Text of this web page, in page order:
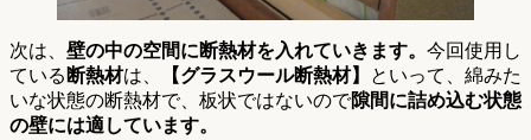
次は、 壁の中の空間に断熱材を入れていきます。 今回使用し
ている 断熱材は、 【グラスウール断熱材】
といって、綿みた
いな状態の断熱材で、板状ではないので隙間に詰め込む状態
の壁には適しています。